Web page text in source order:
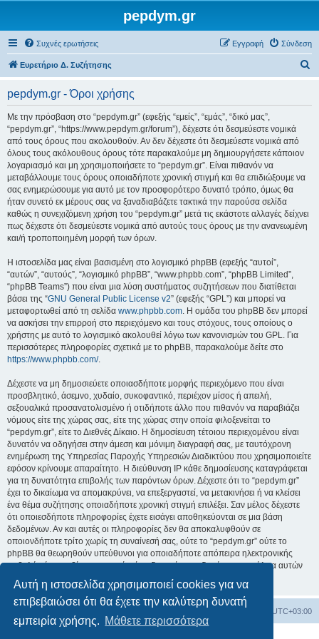
Αυτή η ιστοσελίδα χρησιμοποιεί cookies για να
επιβεβαιώσει ότι θα έχετε την καλύτερη δυνατή
εμπειρία χρήσης. Μάθετε περισσότερα
pepdym.gr
Συχνές ερωτήσεις Σύνδεση
Εγγραφή
Ευρετήριο Δ. Συζήτησης
pepdym.gr - Όροι χρήσης
Με την πρόσβαση στο “pepdym.gr” (εφεξής “εμείς”, “εμάς”, “δικό μας”,
“pepdym.gr”, “https://www.pepdym.gr/forum”), δέχεστε ότι δεσμεύεστε νομικά
από τους όρους που ακολουθούν. Αν δεν δέχεστε ότι δεσμεύεστε νομικά από
όλους τους ακόλουθους όρους τότε παρακαλούμε μη δημιουργήσετε κάποιον
λογαριασμό και μη χρησιμοποιήσετε το “pepdym.gr”. Είναι πιθανόν να
μεταβάλλουμε τους όρους οποιαδήποτε χρονική στιγμή και θα επιδιώξουμε να
σας ενημερώσουμε για αυτό με τον προσφορότερο δυνατό τρόπο, όμως θα
ήταν συνετό εκ μέρους σας να ξαναδιαβάζετε τακτικά την παρούσα σελίδα
καθώς η συνεχιζόμενη χρήση του “pepdym.gr” μετά τις εκάστοτε αλλαγές δείχνει
πως δέχεστε ότι δεσμεύεστε νομικά από αυτούς τους όρους με την ανανεωμένη
και/ή τροποποιημένη μορφή των όρων.
Η ιστοσελίδα μας είναι βασισμένη στο λογισμικό phpBB (εφεξής “αυτοί”,
“αυτών”, “αυτούς”, “λογισμικό phpBB”, “www.phpbb.com”, “phpBB Limited”,
“phpBB Teams”) που είναι μια λύση συστήματος συζητήσεων που διατίθεται
βάσει της “GNU General Public License v2” (εφεξής “GPL”) και μπορεί να
μεταφορτωθεί από τη σελίδα www.phpbb.com. Η ομάδα του phpBB δεν μπορεί
να ασκήσει την επιρροή στο περιεχόμενο και τους στόχους, τους οποίους ο
χρήστης με αυτό το λογισμικό ακολουθεί λόγω των κανονισμών του GPL. Για
περισσότερες πληροφορίες σχετικά με το phpBB, παρακαλούμε δείτε στο
https://www.phpbb.com/.
Δέχεστε να μη δημοσιεύετε οποιασδήποτε μορφής περιεχόμενο που είναι
προσβλητικό, άσεμνο, χυδαίο, συκοφαντικό, περιέχον μίσος ή απειλή,
σεξουαλικά προσανατολισμένο ή οτιδήποτε άλλο που πιθανόν να παραβιάζει
νόμους είτε της χώρας σας, είτε της χώρας στην οποία φιλοξενείται το
“pepdym.gr”, είτε το Διεθνές Δίκαιο. Η δημοσίευση τέτοιου περιεχομένου είναι
δυνατόν να οδηγήσει στην άμεση και μόνιμη διαγραφή σας, με ταυτόχρονη
ενημέρωση της Υπηρεσίας Παροχής Υπηρεσιών Διαδικτύου που χρησιμοποιείτε
εφόσον κρίνουμε απαραίτητο. Η διεύθυνση IP κάθε δημοσίευσης καταγράφεται
για τη δυνατότητα επιβολής των παρόντων όρων. Δέχεστε ότι το “pepdym.gr”
έχει το δικαίωμα να απομακρύνει, να επεξεργαστεί, να μετακινήσει ή να κλείσει
ένα θέμα συζήτησης οποιαδήποτε χρονική στιγμή επιλέξει. Σαν μέλος δέχεστε
ότι οποιεσδήποτε πληροφορίες έχετε εισάγει αποθηκεύονται σε μια βάση
δεδομένων. Αν και αυτές οι πληροφορίες δεν θα αποκαλυφθούν σε
οποιονδήποτε τρίτο χωρίς τη συναίνεσή σας, ούτε το “pepdym.gr” ούτε το
phpBB θα θεωρηθούν υπεύθυνοι για οποιαδήποτε απόπειρα ηλεκτρονικής
εισβολής ή παραβίασης η οποία είναι δυνατόν να οδηγήσει σε απώλεια αυτών
των δεδομένων.
UTC+03:00